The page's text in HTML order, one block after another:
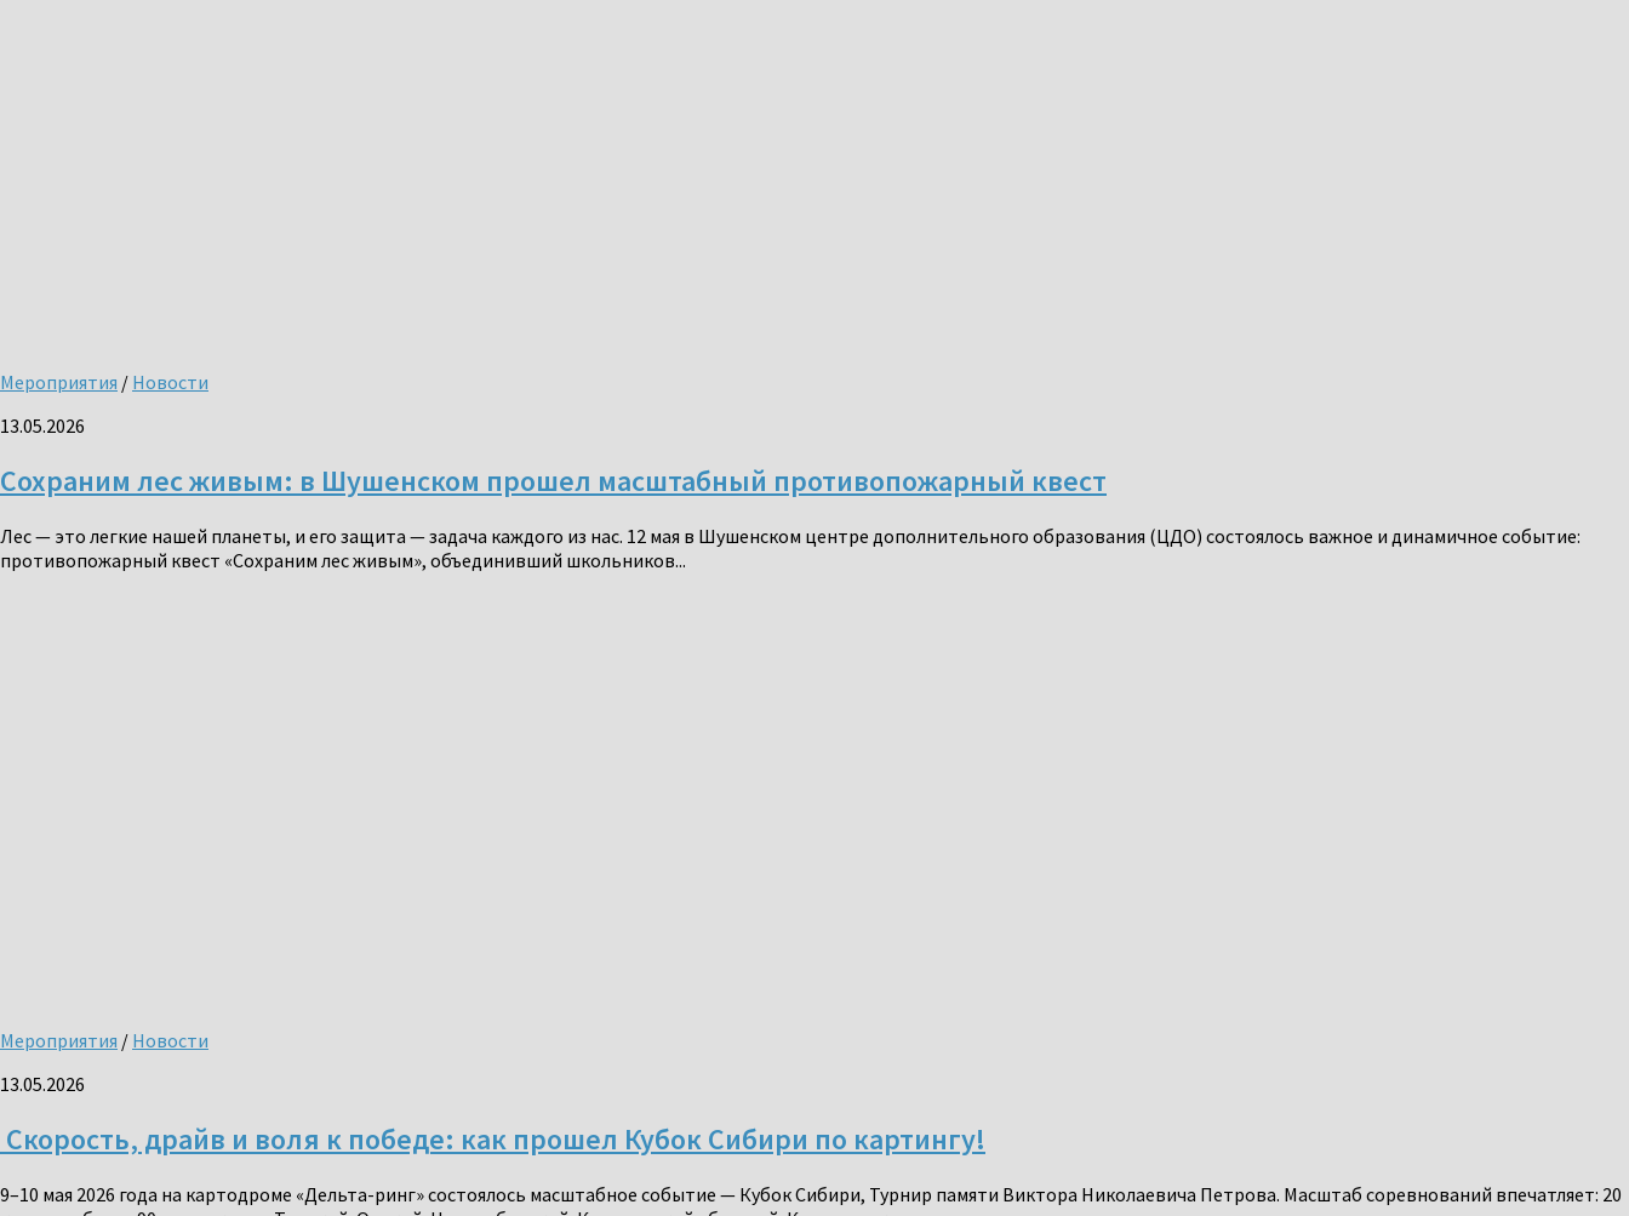
Мероприятия / Новости
13.05.2026
Сохраним лес живым: в Шушенском прошел масштабный противопожарный квест
Лес — это легкие нашей планеты, и его защита — задача каждого из нас. 12 мая в Шушенском центре дополнительного образования (ЦДО) состоялось важное и динамичное событие:
противопожарный квест «Сохраним лес живым», объединивший школьников...
Мероприятия / Новости
13.05.2026
Скорость, драйв и воля к победе: как прошел Кубок Сибири по картингу!
9–10 мая 2026 года на картодроме «Дельта-ринг» состоялось масштабное событие — Кубок Сибири, Турнир памяти Виктора Николаевича Петрова. Масштаб соревнований впечатляет: 20